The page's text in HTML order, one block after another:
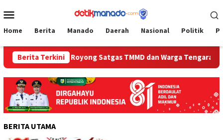
ke
Mobile
Home Berita Manado Daerah Nasional Politik
Berita Terkini
Gotong Royong Satgas TMMD dan Warga Tengaran
BERITA UTAMA